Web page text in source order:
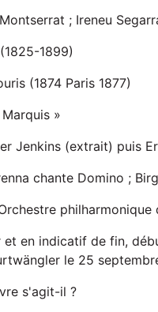
; Ireneu
1899)
(1874 Paris 1877)
»
Jenkins (extrait) puis
chante Domino ;
philharmonique
et en indicatif de fin,
le 25
s'agit-il ?